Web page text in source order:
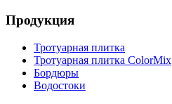
Продукция
Тротуарная плитка
Тротуарная плитка ColorMix
Бордюры
Водостоки